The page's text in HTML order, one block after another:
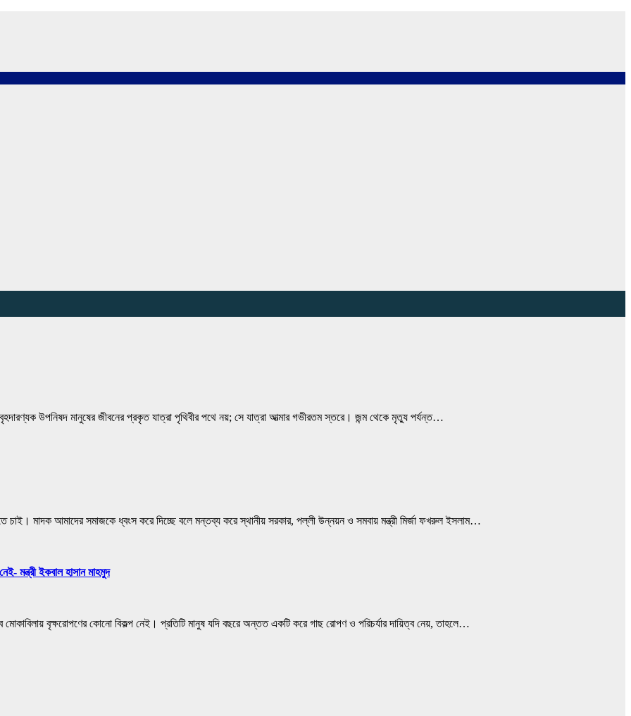
উপনিষদ মানুষের জীবনের প্রকৃত যাত্রা পৃথিবীর পথে নয়; সে যাত্রা আত্মার গভীরতম স্তরে। জন্ম থেকে মৃত্যু পর্যন্ত…
চাই। মাদক আমাদের সমাজকে ধ্বংস করে দিচ্ছে বলে মন্তব্য করে স্থানীয় সরকার, পল্লী উন্নয়ন ও সমবায় মন্ত্রী মির্জা ফখরুল ইসলাম…
মন্ত্রী ইকবাল হাসান মাহমুদ
বৃক্ষরোপণের কোনো বিকল্প নেই। প্রতিটি মানুষ যদি বছরে অন্তত একটি করে গাছ রোপণ ও পরিচর্যার দায়িত্ব নেয়, তাহলে…